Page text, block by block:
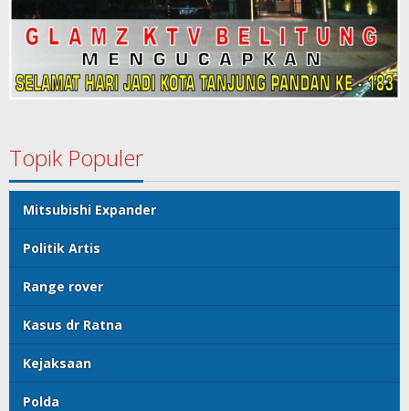
Topik Populer
Mitsubishi Expander
Politik Artis
Range rover
Kasus dr Ratna
Kejaksaan
Polda